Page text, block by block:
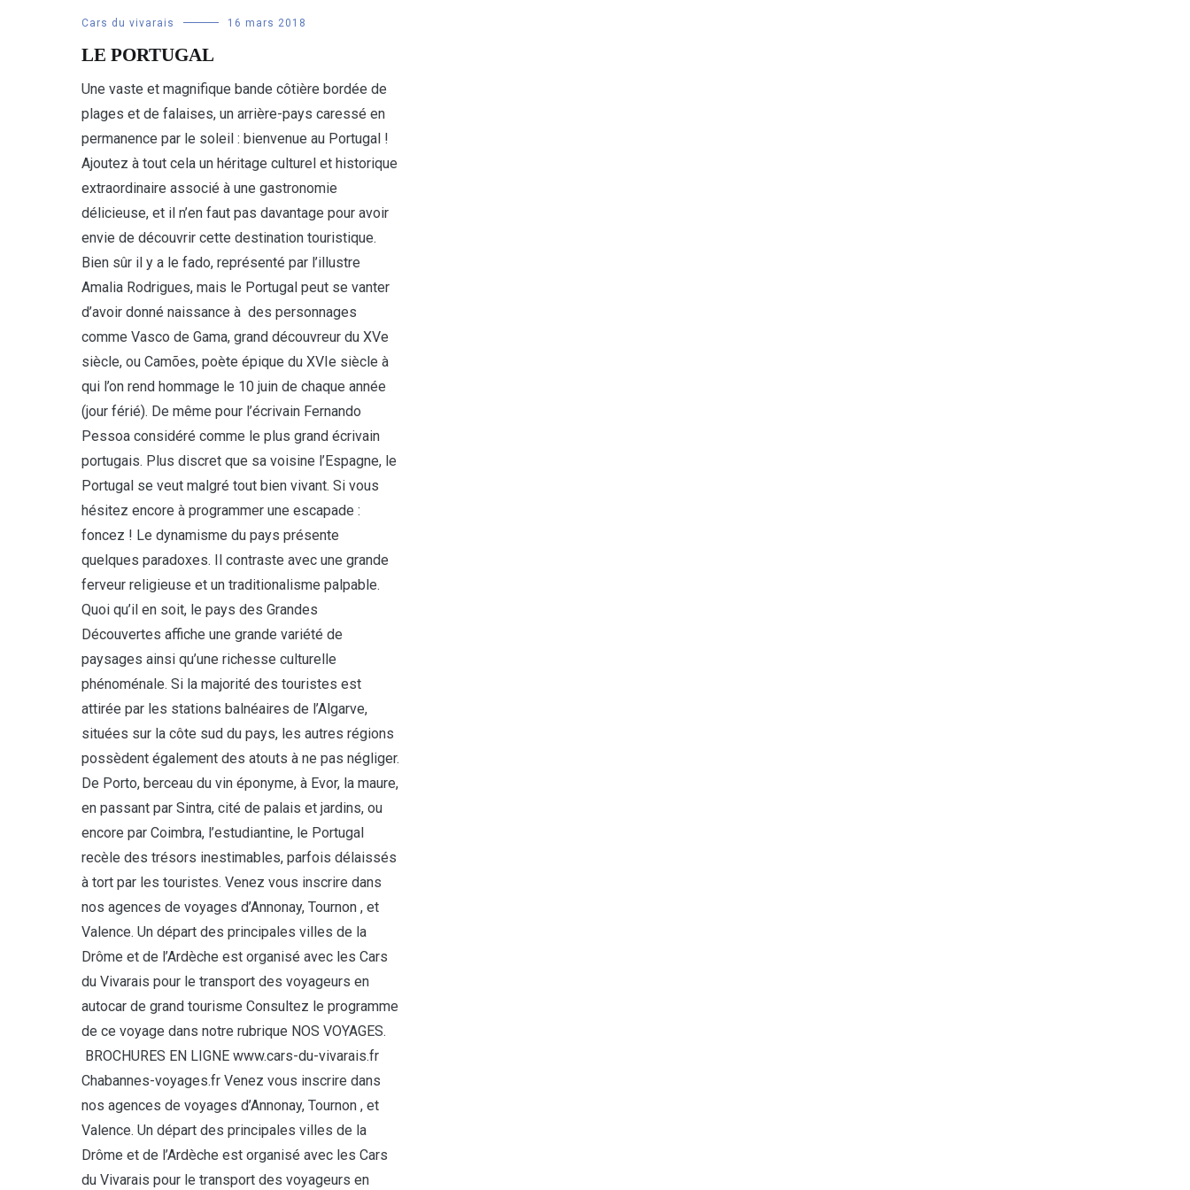
Cars du vivarais 16 mars 2018
LE PORTUGAL
Une vaste et magnifique bande côtière bordée de
plages et de falaises, un arrière-pays caressé en
permanence par le soleil : bienvenue au Portugal !
Ajoutez à tout cela un héritage culturel et historique
extraordinaire associé à une gastronomie
délicieuse, et il n’en faut pas davantage pour avoir
envie de découvrir cette destination touristique.
Bien sûr il y a le fado, représenté par l’illustre
Amalia Rodrigues, mais le Portugal peut se vanter
d’avoir donné naissance à des personnages
comme Vasco de Gama, grand découvreur du XVe
siècle, ou Camões, poète épique du XVIe siècle à
qui l’on rend hommage le 10 juin de chaque année
(jour férié). De même pour l’écrivain Fernando
Pessoa considéré comme le plus grand écrivain
portugais. Plus discret que sa voisine l’Espagne, le
Portugal se veut malgré tout bien vivant. Si vous
hésitez encore à programmer une escapade :
foncez ! Le dynamisme du pays présente
quelques paradoxes. Il contraste avec une grande
ferveur religieuse et un traditionalisme palpable.
Quoi qu’il en soit, le pays des Grandes
Découvertes affiche une grande variété de
paysages ainsi qu’une richesse culturelle
phénoménale. Si la majorité des touristes est
attirée par les stations balnéaires de l’Algarve,
situées sur la côte sud du pays, les autres régions
possèdent également des atouts à ne pas négliger.
De Porto, berceau du vin éponyme, à Evor, la maure,
en passant par Sintra, cité de palais et jardins, ou
encore par Coimbra, l’estudiantine, le Portugal
recèle des trésors inestimables, parfois délaissés
à tort par les touristes. Venez vous inscrire dans
nos agences de voyages d’Annonay, Tournon , et
Valence. Un départ des principales villes de la
Drôme et de l’Ardèche est organisé avec les Cars
du Vivarais pour le transport des voyageurs en
autocar de grand tourisme Consultez le programme
de ce voyage dans notre rubrique NOS VOYAGES.
BROCHURES EN LIGNE www.cars-du-vivarais.fr
Chabannes-voyages.fr Venez vous inscrire dans
nos agences de voyages d’Annonay, Tournon , et
Valence. Un départ des principales villes de la
Drôme et de l’Ardèche est organisé avec les Cars
du Vivarais pour le transport des voyageurs en